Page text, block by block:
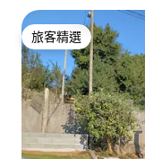
旅客精選
旅客精選